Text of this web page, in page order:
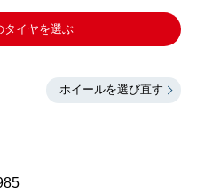
タイヤを選ぶ
ホイールを選び直す